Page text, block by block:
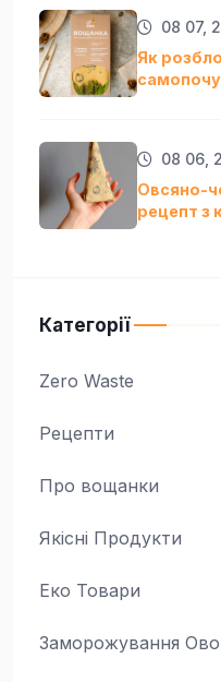
08 07,
Як
08 06,
Овсяно-
рецепт з
Категорії
Zero Waste
Рецепти
Про вощанки
Якісні Продукти
Еко Товари
Заморожування